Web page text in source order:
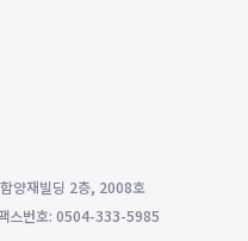
양재빌딩 2층, 2008호
스번호: 0504-333-5985